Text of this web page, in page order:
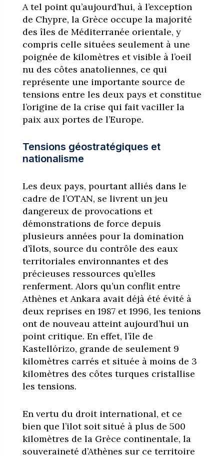
A tel point qu’aujourd’hui, à l’exception
de Chypre, la Grèce occupe la majorité
des îles de Méditerranée orientale, y
compris celle situées seulement à une
poignée de kilomètres et visible à l’oeil
nu des côtes anatoliennes, ce qui
représente une importante source de
tensions entre les deux pays et constitue
l’origine de la crise qui fait vaciller la
paix aux portes de l’Europe.
Tensions géostratégiques et
nationalisme
Les deux pays, pourtant alliés dans le
cadre de l’OTAN, se livrent un jeu
dangereux de provocations et
démonstrations de force depuis
plusieurs années pour la domination
d’îlots, source du contrôle des eaux
territoriales environnantes et des
précieuses ressources qu’elles
renferment. Alors qu’un conflit entre
Athènes et Ankara avait déjà été évité à
deux reprises en 1987 et 1996, les tenions
ont de nouveau atteint aujourd’hui un
point critique. En effet, l’île de
Kastellórizo, grande de seulement 9
kilomètres carrés et située à moins de 3
kilomètres des côtes turques cristallise
les tensions.
En vertu du droit international, et ce
bien que l’ilot soit situé à plus de 500
kilomètres de la Grèce continentale, la
souveraineté d’Athènes sur ce territoire